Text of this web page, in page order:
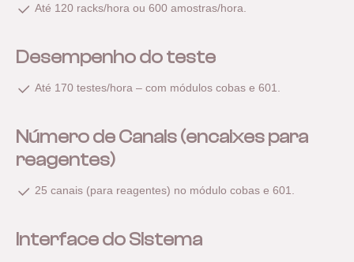
Até 120 racks/hora ou 600 amostras/hora.
Desempenho do teste
Até 170 testes/hora – com módulos cobas e 601.
Número de Canais (encaixes para
reagentes)
25 canais (para reagentes) no módulo cobas e 601.
Interface do Sistema